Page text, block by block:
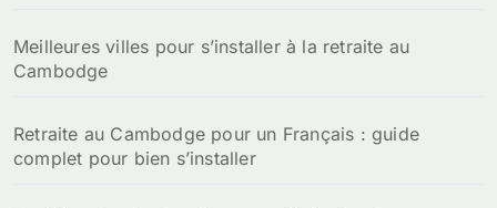
Meilleures villes pour s’installer à la retraite au
Cambodge
Retraite au Cambodge pour un Français : guide
complet pour bien s’installer